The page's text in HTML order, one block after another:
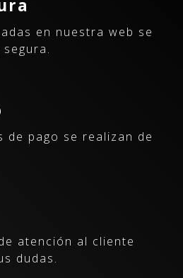
en nuestra web se
de pago se realizan de
atención al cliente
dudas.